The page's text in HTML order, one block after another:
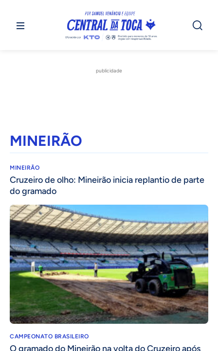
publicidade
MINEIRÃO
MINEIRÃO
Cruzeiro de olho: Mineirão inicia replantio de parte
do gramado
CAMPEONATO BRASILEIRO
O gramado do Mineirão na volta do Cruzeiro após